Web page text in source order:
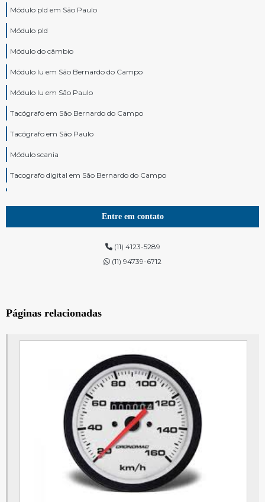
Módulo pld em São Paulo
Módulo pld
Módulo do câmbio
Módulo lu em São Bernardo do Campo
Módulo lu em São Paulo
Tacógrafo em São Bernardo do Campo
Tacógrafo em São Paulo
Módulo scania
Tacografo digital em São Bernardo do Campo
Tacógrafo para caminhão em São Paulo
Painel de instrumentos em São Paulo
Módulo volks
Modulo volvo penta
Painel de instrumentos do veículo em São Bernardo do Campo
Painel de instrumentos do veículo em São Paulo
Tacógrafo para caminhão
Entre em contato
(11) 4123-5289
(11) 94739-6712
Páginas relacionadas